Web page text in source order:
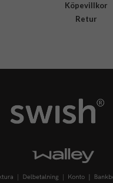
Köpevillkor
Retur